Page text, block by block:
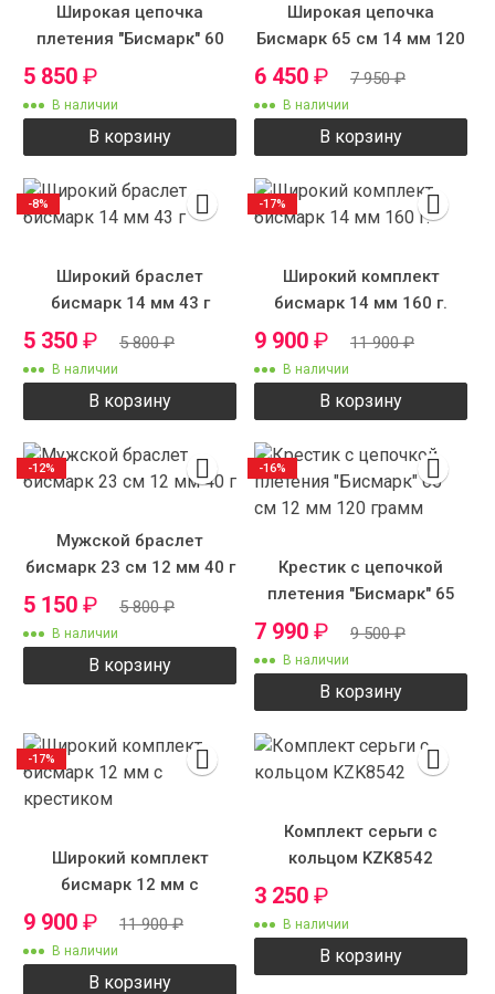
Широкая цепочка
плетения "Бисмарк" 60
см 12 мм 105 г.
5 850 ₽
В наличии
В корзину
Широкая цепочка
Бисмарк 65 см 14 мм 120
6 450 ₽ 7 950₽
В наличии
В корзину
Широкий браслет
бисмарк 14 мм 43 г
5 350 ₽ 5 800₽
В наличии
В корзину
-8%
Широкий комплект
бисмарк 14 мм 160 г.
9 900 ₽ 11 900₽
В наличии
В корзину
-17%
Мужской браслет
бисмарк 23 см 12 мм 40 г
5 150 ₽ 5 800₽
В наличии
В корзину
-12%
Крестик с цепочкой
плетения "Бисмарк" 65
см 12 мм 120 грамм
7 990 ₽ 9 500₽
В наличии
В корзину
-16%
Широкий комплект
бисмарк 12 мм с
крестиком
9 900 ₽ 11 900₽
В наличии
В корзину
-17%
Комплект серьги с
кольцом KZK8542
3 250 ₽
В наличии
В корзину